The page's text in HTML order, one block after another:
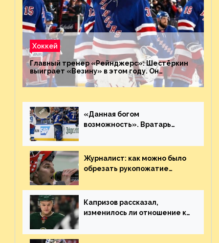
Хоккей
Главный тренер «Рейнджерс»: Шестёркин
выиграет «Везину» в этом году. Он
невероятен
«Данная богом
возможность». Вратарь
броске бутылкой в Кадри
Журналист: как можно было
обрезать рукопожатие
Плохая работа, ESPN
Капризов рассказал,
изменилось ли отношение к
Украине